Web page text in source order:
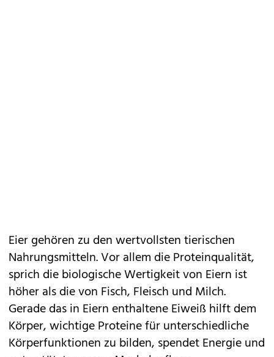
Eier gehören zu den wertvollsten tierischen
Nahrungsmitteln. Vor allem die Proteinqualität,
sprich die biologische Wertigkeit von Eiern ist
höher als die von Fisch, Fleisch und Milch.
Gerade das in Eiern enthaltene Eiweiß hilft dem
Körper, wichtige Proteine für unterschiedliche
Körperfunktionen zu bilden, spendet Energie und